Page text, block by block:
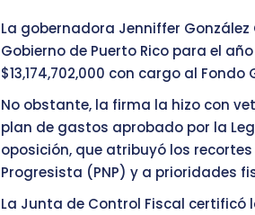
La gobernadora Jenniffer
Gobierno de Puerto Rico para el
$13,174,702,000 con cargo al Fondo
No obstante, la firma la hizo con
plan de gastos aprobado por la
oposición, que atribuyó los
Progresista (PNP) y a prioridades
La Junta de Control Fiscal certificó